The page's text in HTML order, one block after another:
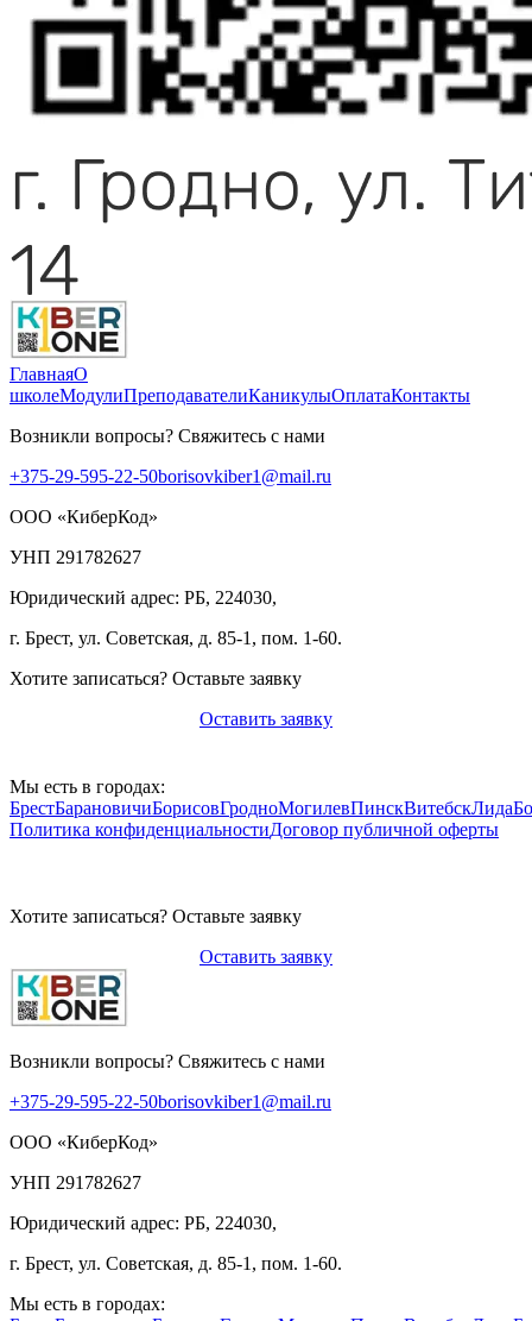
ГлавнаяО
школеМодулиПреподавателиКаникулыОплатаКонтакты
Возникли вопросы? Свяжитесь с нами
+375-29-595-22-50borisovkiber1@mail.ru
ООО «КиберКод»
УНП 291782627
Юридический адрес: РБ, 224030,
г. Брест, ул. Советская, д. 85-1, пом. 1-60.
Хотите записаться? Оставьте заявку
Оставить заявку
Мы есть в городах:
БрестБарановичиБорисовГродноМогилевПинскВитебскЛида
Политика конфиденциальностиДоговор публичной оферты
Хотите записаться? Оставьте заявку
Оставить заявку
Возникли вопросы? Свяжитесь с нами
+375-29-595-22-50borisovkiber1@mail.ru
ООО «КиберКод»
УНП 291782627
Юридический адрес: РБ, 224030,
г. Брест, ул. Советская, д. 85-1, пом. 1-60.
Мы есть в городах: